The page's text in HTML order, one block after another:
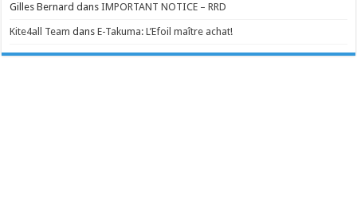
Gilles Bernard dansIMPORTANT NOTICE – RRD
Kite4all Team dansE-Takuma: L’Efoil maître achat!